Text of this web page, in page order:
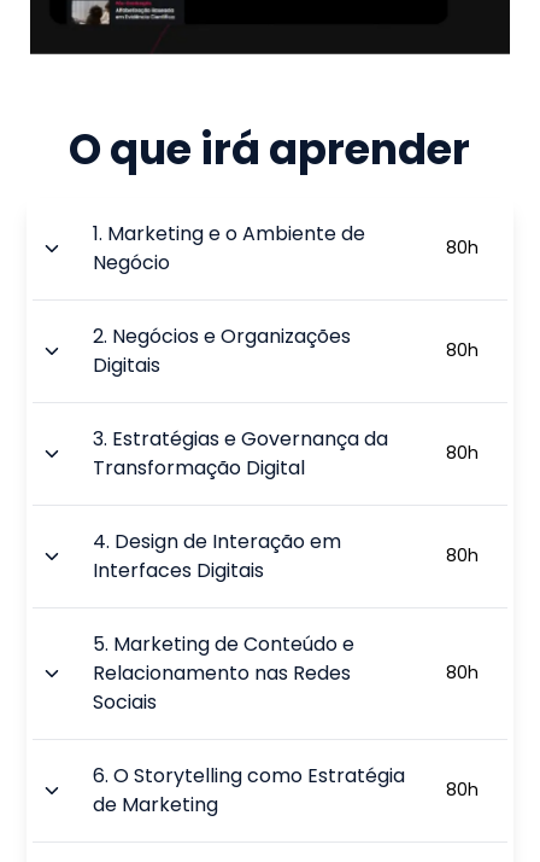
O que irá aprender
1. Marketing e o Ambiente de
Negócio
80h
2. Negócios e Organizações
Digitais
80h
3. Estratégias e Governança da
Transformação Digital
80h
4. Design de Interação em
Interfaces Digitais
80h
5. Marketing de Conteúdo e
Relacionamento nas Redes
Sociais
80h
6.O Storytelling como Estratégia
de Marketing
80h